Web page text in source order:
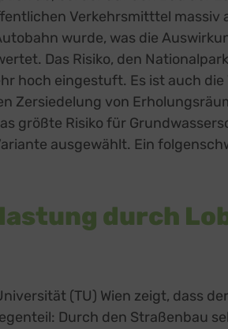
Verkehrsmitttel massiv
wurde, was die
Das Risiko, den
hoch eingestuft. Es ist auch
Zersiedelung von
größte Risiko für
ausgewählt. Ein
durch
(TU) Wien zeigt, dass
Durch den Straßenbau
Details
Details
Details
Details
Details